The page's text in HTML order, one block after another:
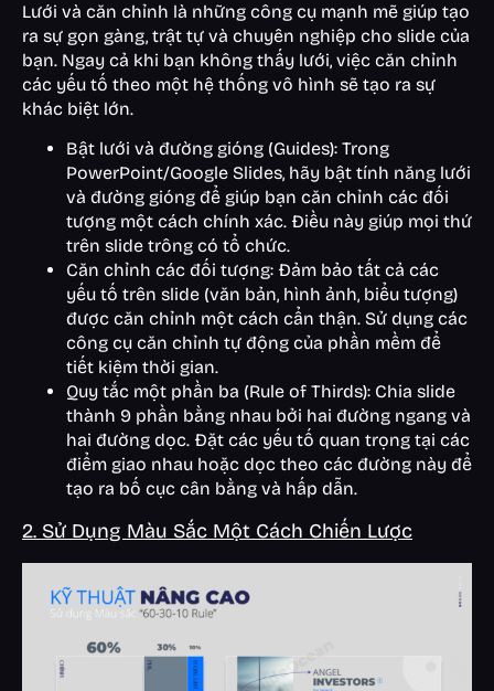
Lưới và căn chỉnh là những công cụ mạnh mẽ giúp tạo
ra sự gọn gàng, trật tự và chuyên nghiệp cho slide của
bạn. Ngay cả khi bạn không thấy lưới, việc căn chỉnh
các yếu tố theo một hệ thống vô hình sẽ tạo ra sự
khác biệt lớn.
Bật lưới và đường gióng (Guides): Trong
PowerPoint/Google Slides, hãy bật tính năng lưới
và đường gióng để giúp bạn căn chỉnh các đối
tượng một cách chính xác. Điều này giúp mọi thứ
trên slide trông có tổ chức.
Căn chỉnh các đối tượng: Đảm bảo tất cả các
yếu tố trên slide (văn bản, hình ảnh, biểu tượng)
được căn chỉnh một cách cẩn thận. Sử dụng các
công cụ căn chỉnh tự động của phần mềm để
tiết kiệm thời gian.
Quy tắc một phần ba (Rule of Thirds): Chia slide
thành 9 phần bằng nhau bởi hai đường ngang và
hai đường dọc. Đặt các yếu tố quan trọng tại các
điểm giao nhau hoặc dọc theo các đường này để
tạo ra bố cục cân bằng và hấp dẫn.
2. Sử Dụng Màu Sắc Một Cách Chiến Lược